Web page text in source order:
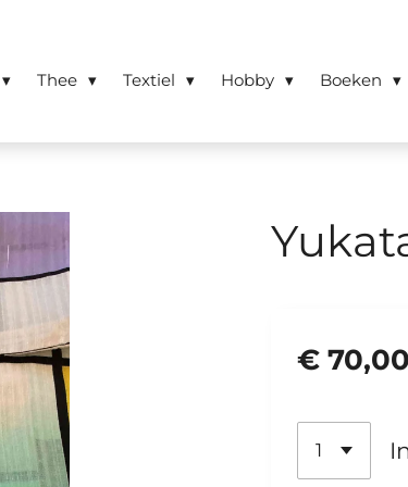
Thee Textiel Hobby Boeken
€ 70,00